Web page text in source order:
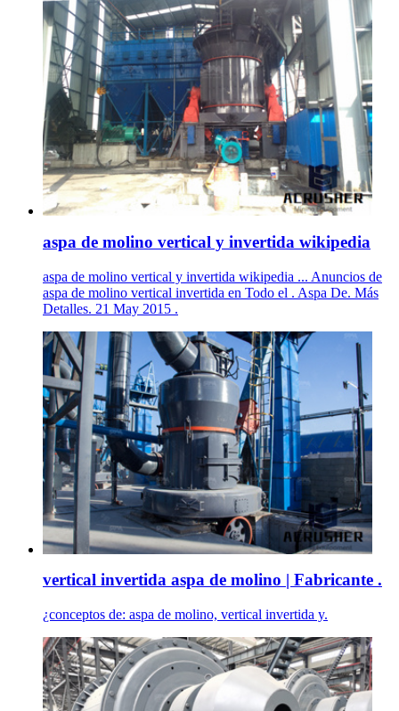
aspa de molino vertical y invertida wikipedia
aspa de molino vertical y invertida wikipedia ... Anuncios de
aspa de molino vertical invertida en Todo el . Aspa De. Más
Detalles. 21 May 2015 .
vertical invertida aspa de molino | Fabricante .
¿conceptos de: aspa de molino, vertical invertida y.